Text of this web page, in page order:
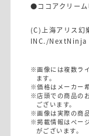
●ココアクリー
(C)上海アリス幻
INC./
※画像には複数ラ
ます。
※価格はメーカー
※店頭での商品の
ございます。
※画像は実際の商
※掲載情報はペー
がございます。